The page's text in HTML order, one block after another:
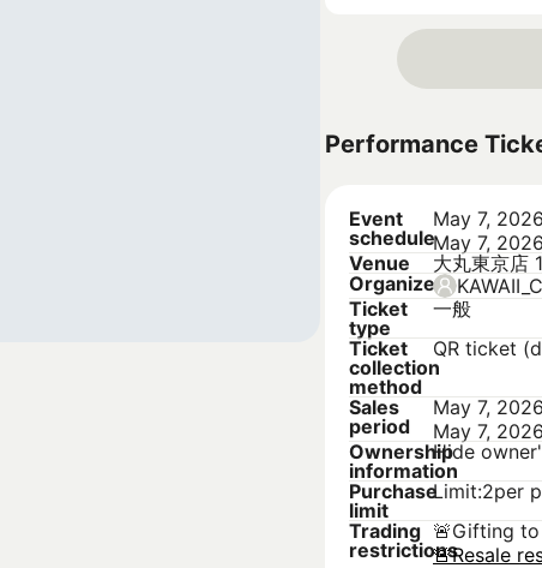
Performance
Event
schedule
May 7,
May 7,
Venue
大丸東京店
Organizer
Ticket
type
一般
Ticket
collection
method
QR ticket
Sales
period
May 7,
May 7,
Ownership
information
Hide
Purchase
limit
Limit:2per
Trading
restrictions
🚨Gifting
🚨Resale